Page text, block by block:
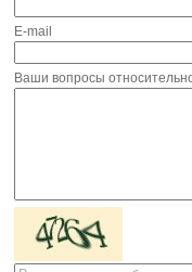
E-mail
Ваши вопросы